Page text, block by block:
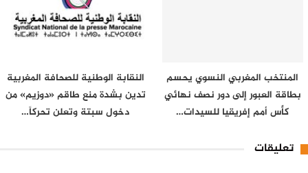
المنتخب المغربي النسوي يحسم
بطاقة العبور إلى دور نصف نهائي
كأس أمم إفريقيا للسيدات…
النقابة الوطنية للصحافة المغربية
تدين بشدة منع طاقم «دوزيم» من
دخول سبتة وتعلن تحركاً…
تعليقات